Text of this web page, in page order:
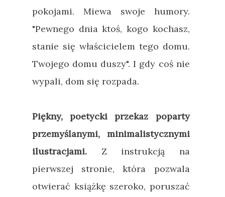
pokojami. Miewa swoje humory.
"Pewnego dnia ktoś, kogo kochasz,
stanie się właścicielem tego domu.
Twojego domu duszy". I gdy coś nie
wypali, dom się rozpada.
Piękny, poetycki przekaz poparty
przemyślanymi, minimalistycznymi
ilustracjami. Z instrukcją na
pierwszej stronie, która pozwala
otwierać książkę szeroko, poruszać